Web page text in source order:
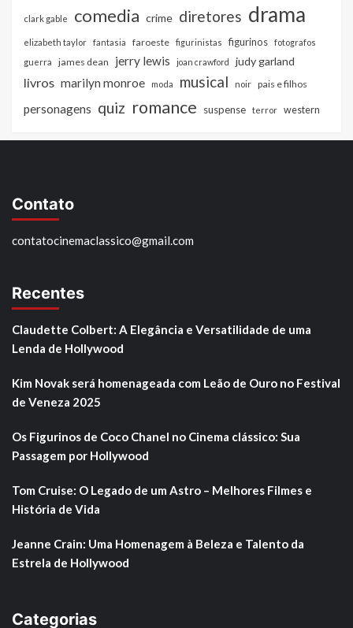
clark gable comedia crime diretores drama
elizabeth taylor fantasia faroeste figurinistas figurinos
fotografos
guerra
james dean jerry lewis joan crawford judy garland
livros marilyn monroe moda musical noir pais e filhos
personagens quiz romance suspense terror western
Contato
contatocinemaclassico@gmail.com
Recentes
Claudette Colbert: A Elegância e Versatilidade de uma
Lenda de Hollywood
Kim Novak será homenageada com Leão de Ouro no Festival
de Veneza 2025
Os Figurinos de Coco Chanel no Cinema clássico: Sua
Passagem por Hollywood
Tom Cruise: O Legado de um Astro – Melhores Filmes e
História de Vida
Jeanne Crain: Uma Homenagem à Beleza e Talento da
Estrela de Hollywood
Categorias